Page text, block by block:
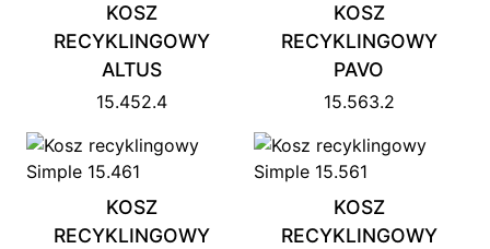
KOSZ
RECYKLINGOWY
ALTUS
15.452.4
KOSZ
RECYKLINGOWY
PAVO
15.563.2
KOSZ
RECYKLINGOWY
KOSZ
RECYKLINGOWY